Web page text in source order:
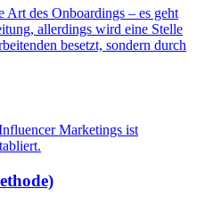
Art des Onboardings – es geht
allerdings wird eine Stelle
besetzt, sondern durch
Marketings ist